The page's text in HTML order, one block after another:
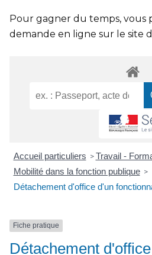
Pour gagner du temps, vous
demande en ligne sur le site
Accueil particuliers > Travail -
Mobilité dans la fonction publique >
Détachement d'office d'un
Fiche pratique
Détachement